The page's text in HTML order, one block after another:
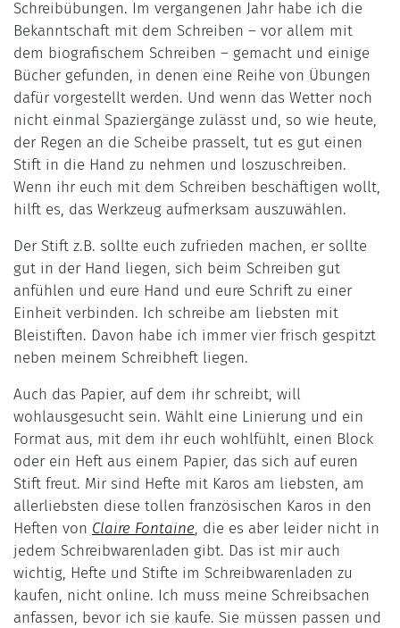
Schreibübungen. Im vergangenen Jahr habe ich die
Bekanntschaft mit dem Schreiben – vor allem mit
dem biografischem Schreiben – gemacht und einige
Bücher gefunden, in denen eine Reihe von Übungen
dafür vorgestellt werden. Und wenn das Wetter noch
nicht einmal Spaziergänge zulässt und, so wie heute,
der Regen an die Scheibe prasselt, tut es gut einen
Stift in die Hand zu nehmen und loszuschreiben.
Wenn ihr euch mit dem Schreiben beschäftigen wollt,
hilft es, das Werkzeug aufmerksam auszuwählen.
Der Stift z.B. sollte euch zufrieden machen, er sollte
gut in der Hand liegen, sich beim Schreiben gut
anfühlen und eure Hand und eure Schrift zu einer
Einheit verbinden. Ich schreibe am liebsten mit
Bleistiften. Davon habe ich immer vier frisch gespitzt
neben meinem Schreibheft liegen.
Auch das Papier, auf dem ihr schreibt, will
wohlausgesucht sein. Wählt eine Linierung und ein
Format aus, mit dem ihr euch wohlfühlt, einen Block
oder ein Heft aus einem Papier, das sich auf euren
Stift freut. Mir sind Hefte mit Karos am liebsten, am
allerliebsten diese tollen französischen Karos in den
Heften von Claire Fontaine, die es aber leider nicht in
jedem Schreibwarenladen gibt. Das ist mir auch
wichtig, Hefte und Stifte im Schreibwarenladen zu
kaufen, nicht online. Ich muss meine Schreibsachen
anfassen, bevor ich sie kaufe. Sie müssen passen und